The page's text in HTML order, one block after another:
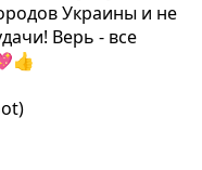
Украины и не
Верь - все